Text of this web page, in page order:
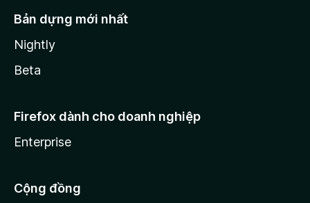
Bản dựng mới nhất
Nightly
Beta
Firefox dành cho doanh nghiệp
Enterprise
Cộng đồng